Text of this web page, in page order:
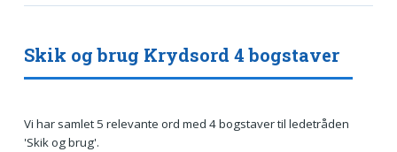
Skik og brug Krydsord 4 bogstaver
Vi har samlet 5 relevante ord med 4 bogstaver til ledetråden
'Skik og brug'.